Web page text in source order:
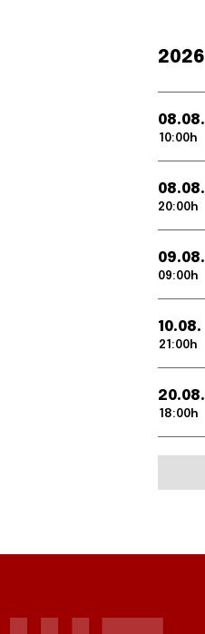
2026
08.08.
10:00h
08.08.
20:00h
09.08.
09:00h
10.08.
21:00h
20.08.
18:00h